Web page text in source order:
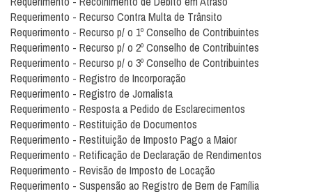
Requerimento - Recurso Contra Multa de Trânsito
Requerimento - Recurso p/ o 1º Conselho de Contribuintes
Requerimento - Recurso p/ o 2º Conselho de Contribuintes
Requerimento - Recurso p/ o 3º Conselho de Contribuintes
Requerimento - Registro de Incorporação
Requerimento - Registro de Jornalista
Requerimento - Resposta a Pedido de Esclarecimentos
Requerimento - Restituição de Documentos
Requerimento - Restituição de Imposto Pago a Maior
Requerimento - Retificação de Declaração de Rendimentos
Requerimento - Revisão de Imposto de Locação
Requerimento - Suspensão ao Registro de Bem de Família